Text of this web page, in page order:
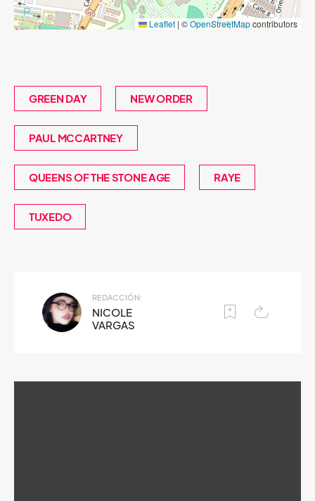
Leaflet | ©OpenStreetMapcontributors
GREEN DAY NEW ORDER
PAUL MCCARTNEY
QUEENS OF THE STONE AGE RAYE
TUXEDO
REDACCIÓN:
NICOLE
VARGAS